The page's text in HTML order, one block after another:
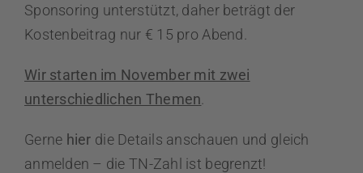
Sponsoring unterstützt, daher beträgt der
Kostenbeitrag nur € 15 pro Abend.
Wir starten im November mit zwei
unterschiedlichen Themen
Gerne hier die Details anschauen und gleich
anmelden – die TN-Zahl ist begrenzt!